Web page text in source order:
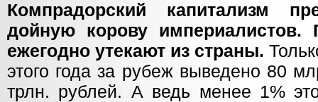
Компрадорский капитализм
дойную корову империалистов.
ежегодно утекают из страны.
этого года за рубеж выведено 80
трлн. рублей. А ведь менее 1%